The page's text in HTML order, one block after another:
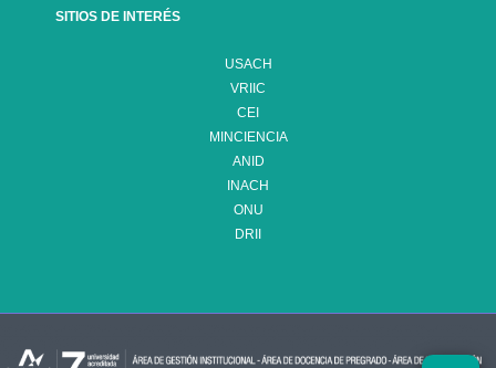
SITIOS DE INTERÉS
USACH
VRIIC
CEI
MINCIENCIA
ANID
INACH
ONU
DRII